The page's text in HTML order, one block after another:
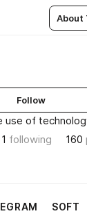
About
Follow
of
1 following 160
SOFT